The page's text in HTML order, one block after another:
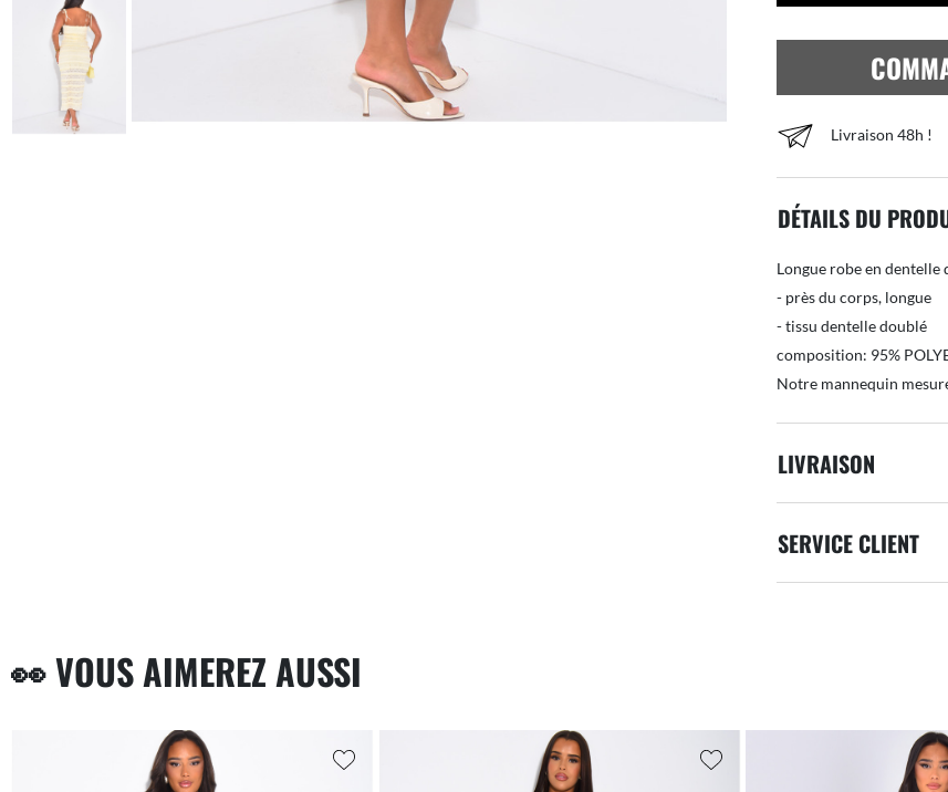
Livraison 48h !
DÉTAILS DU
Longue robe en dentelle
- près du corps, longue
- tissu dentelle doublé
composition: 95%
Notre mannequin
LIVRAISON
SERVICE CLIENT
👀 VOUS AIMEREZ AUSSI